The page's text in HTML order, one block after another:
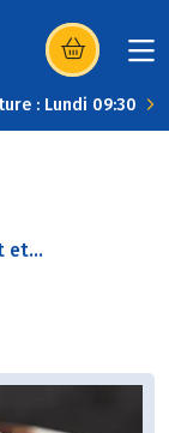
(s’ouvre dans
: Lundi 09:30
et...